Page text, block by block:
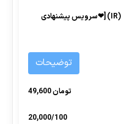
🔴 لایک میکس ایرانی سرعت خوب (IR) [❤سرویس پیشنهادی
توضیحات
تومان 49,600
20,000/100